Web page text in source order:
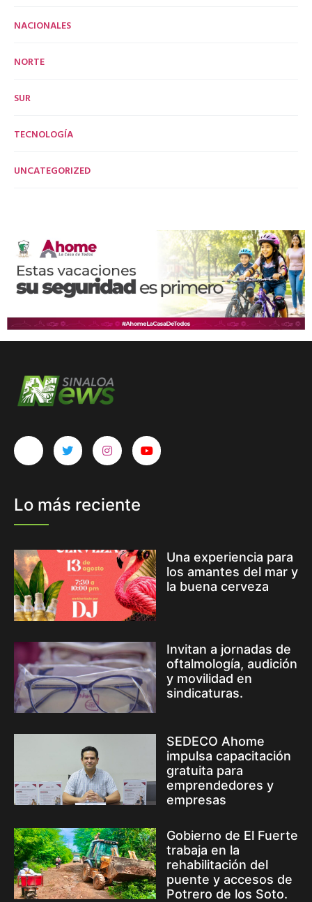
NACIONALES
NORTE
SUR
TECNOLOGÍA
UNCATEGORIZED
Lo más reciente
Una experiencia para
los amantes del mar y
la buena cerveza
Invitan a jornadas de
oftalmología, audición
y movilidad en
sindicaturas.
SEDECO Ahome
impulsa capacitación
gratuita para
emprendedores y
empresas
Gobierno de El Fuerte
trabaja en la
rehabilitación del
puente y accesos de
Potrero de los Soto.